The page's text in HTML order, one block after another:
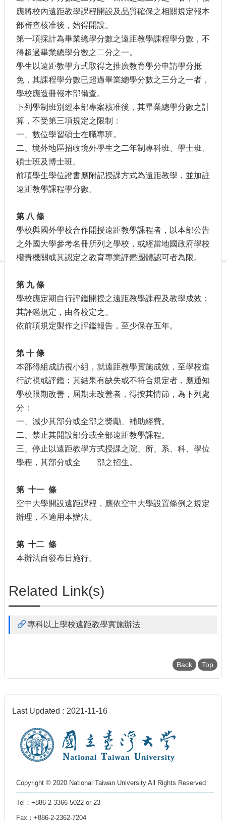
應將校內遠距教學課程開設及品質確保之相關規定報本
部審查核准後，始得開設。
第一項採計為畢業總學分數之遠距教學課程學分數，不
得超過畢業總學分數之二分之一。
學生以遠距教學方式取得之推廣教育學分申請學分抵
免，其課程學分數已超過畢業總學分數之三分之一者，
學校應造冊報本部備查。
下列學制班別經本部專案核准後，其畢業總學分數之計
算，不受第三項規定之限制：
一、數位學習碩士在職專班。
二、境外地區招收境外學生之二年制專科班、學士班、
碩士班及博士班。
前項學生學位證書應附記授課方式為遠距教學，並加註
遠距教學課程學分數。
第 八 條
學校與國外學校合作開授遠距教學課程者，以本部公告
之外國大學參考名冊所列之學校，或經當地國政府學校
權責機關或其認定之教育專業評鑑團體認可者為限。
第 九 條
學校應定期自行評鑑開授之遠距教學課程及教學成效；
其評鑑規定，由各校定之。
依前項規定製作之評鑑報告，至少保存五年。
第 十 條
本部得組成訪視小組，就遠距教學實施成效，至學校進
行訪視或評鑑；其結果有缺失或不符合規定者，應通知
學校限期改善，屆期未改善者，得按其情節，為下列處
分：
一、減少其部分或全部之獎勵、補助經費。
二、禁止其開設部分或全部遠距教學課程。
三、停止以遠距教學方式授課之院、所、系、科、學位
學程，其部分或全 部之招生。
第 十一 條
空中大學開設遠距課程，應依空中大學設置條例之規定
辦理，不適用本辦法。
第 十二 條
本辦法自發布日施行。
Related Link(s)
專科以上學校遠距教學實施辦法
Back Top
Last Updated 2021-11-16
Copyright © 2020 National Taiwan University All Rights Reserved
Tel：+886-2-3366-5022 or 23
Fax：+886-2-2362-7204